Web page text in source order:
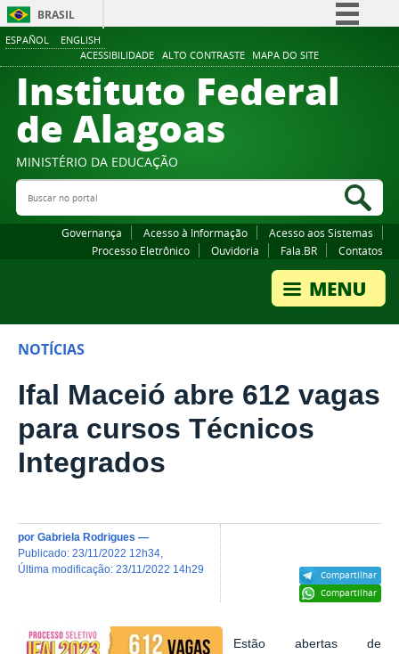
ESPAÑOL ENGLISH
ACESSIBILIDADE ALTO CONTRASTE MAPA DO SITE
BRASIL
Comunica BR
Participe
Canais
Instituto Federal
de Alagoas
MINISTÉRIO DA EDUCAÇÃO
Buscar no portal
Governança Acesso à Informação
Acesso aos Sistemas
Processo Eletrônico
Ouvidoria Fala.BR Contatos
NOTÍCIAS
Ifal Maceió abre 612 vagas
para cursos Técnicos
Integrados
Compartilhar
Compartilhar
por Gabriela Rodrigues —
publicado: 23/11/2022 12h34
última modificação: 23/11/2022 14h29
Estão abertas de